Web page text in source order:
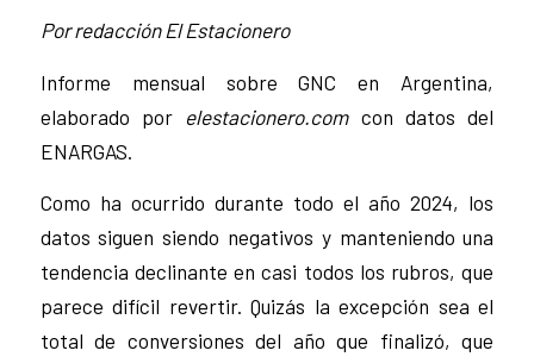
Por redacción El Estacionero
Informe mensual sobre GNC en Argentina,
elaborado por elestacionero.comcon datos del
ENARGAS.
Como ha ocurrido durante todo el año 2024, los
datos siguen siendo negativos y manteniendo una
tendencia declinante en casi todos los rubros, que
parece difícil revertir. Quizás la excepción sea el
total de conversiones del año que finalizó, que